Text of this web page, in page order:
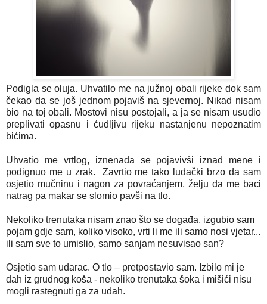
Podigla se oluja. Uhvatilo me na južnoj obali rijeke dok sam
čekao da se još jednom pojaviš na sjevernoj. Nikad nisam
bio na toj obali. Mostovi nisu postojali, a ja se nisam usudio
preplivati opasnu i ćudljivu rijeku nastanjenu nepoznatim
bićima.
Uhvatio me vrtlog, iznenada se pojavivši iznad mene i
podignuo me u zrak. Zavrtio me tako luđački brzo da sam
osjetio mučninu i nagon za povraćanjem, želju da me baci
natrag pa makar se slomio pavši na tlo.
Nekoliko trenutaka nisam znao što se događa, izgubio sam
pojam gdje sam, koliko visoko, vrti li me ili samo nosi vjetar...
ili sam sve to umislio, samo sanjam nesuvisao san?
Osjetio sam udarac. O tlo – pretpostavio sam. Izbilo mi je
dah iz grudnog koša - nekoliko trenutaka šoka i mišići nisu
mogli rastegnuti ga za udah.